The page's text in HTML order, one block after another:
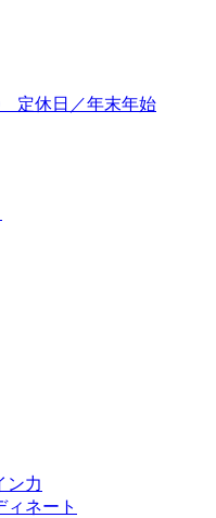
定休日／年末年始
ン力
ネート